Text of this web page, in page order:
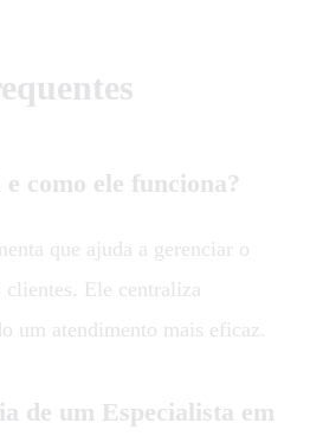
como ele funciona?
que ajuda a gerenciar o
Ele centraliza
um atendimento mais eficaz.
de um Especialista em